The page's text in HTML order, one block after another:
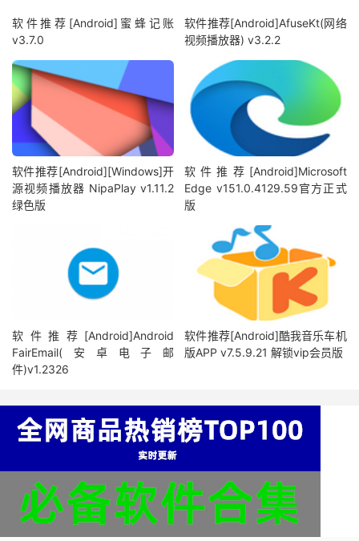
软件推荐[Android]蜜蜂记账
v3.7.0
软件推荐[Android]AfuseKt(网络
视频播放器) v3.2.2
软件推荐[Android][Windows]开
源视频播放器 NipaPlay v1.11.2
绿色版
软件推荐[Android]Microsoft
Edge v151.0.4129.59官方正式
版
软件推荐[Android]Android
FairEmail(安卓电子邮
件)v1.2326
软件推荐[Android]酷我音乐车机
版APP v7.5.9.21 解锁vip会员版